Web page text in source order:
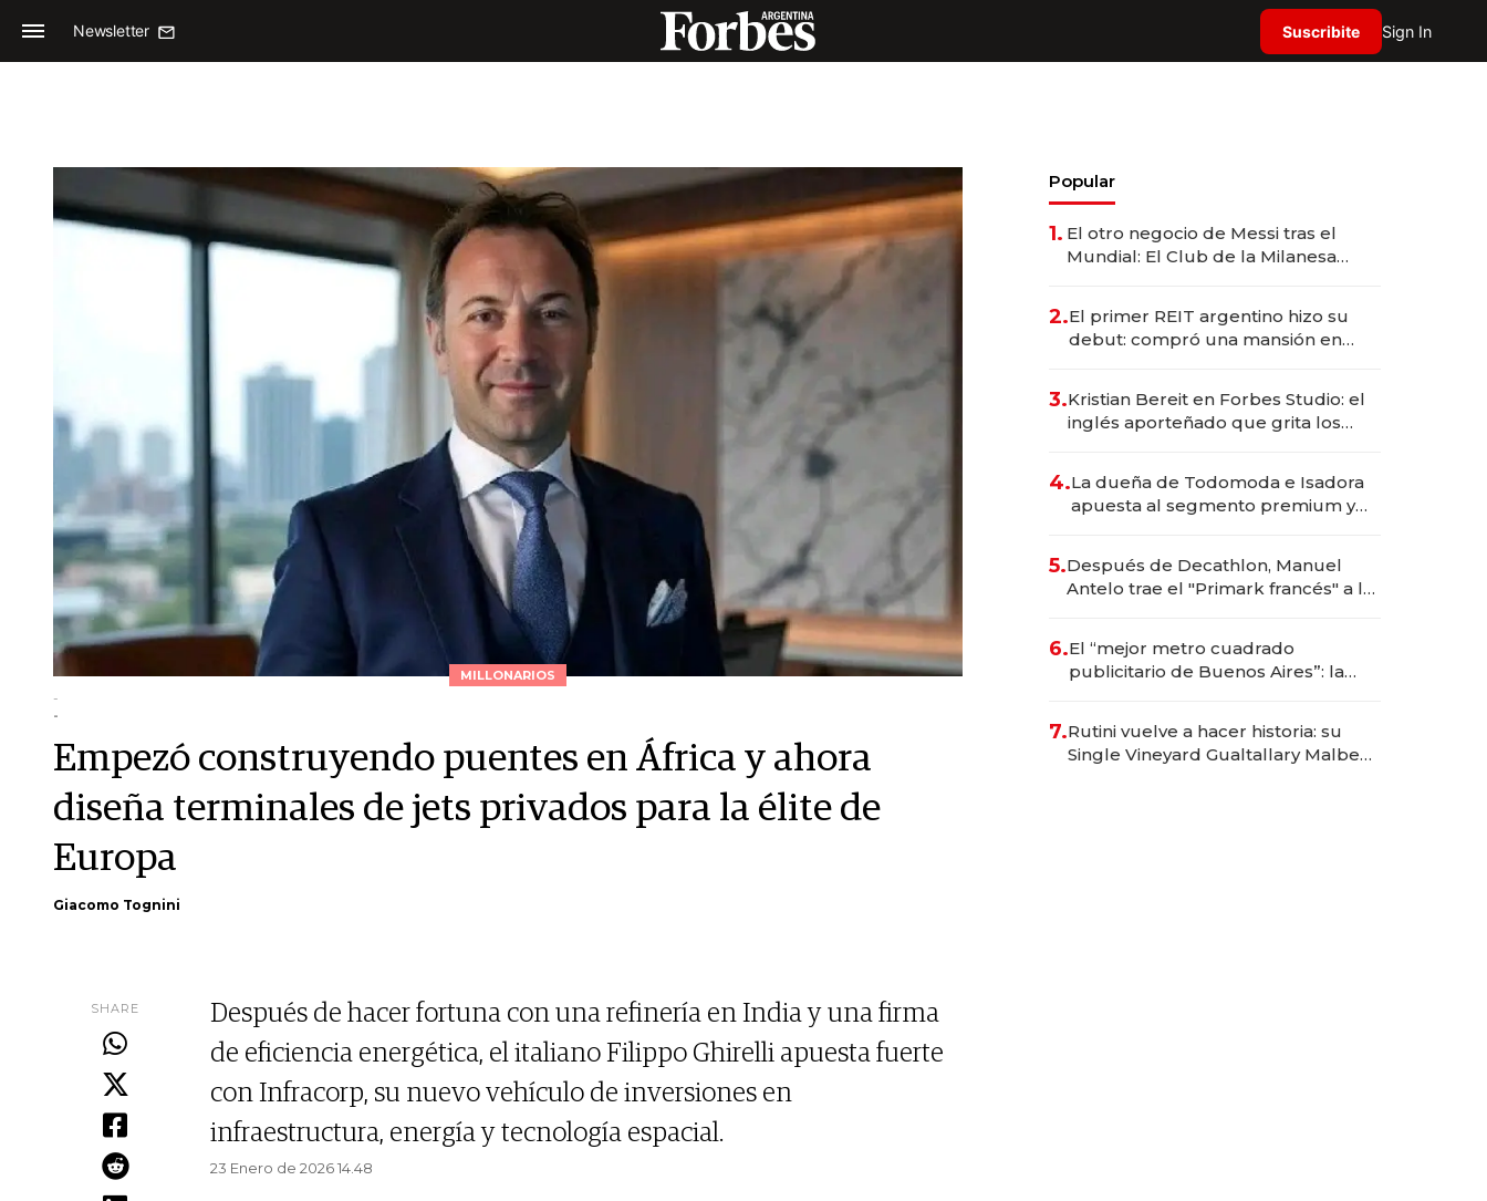
Newsletter Suscribite Sign In
MILLONARIOS
-
-
Empezó construyendo puentes en África y ahora
diseña terminales de jets privados para la élite de
Europa
Giacomo Tognini
SHARE
Después de hacer fortuna con una refinería en India y una firma
de eficiencia energética, el italiano Filippo Ghirelli apuesta fuerte
con Infracorp, su nuevo vehículo de inversiones en
infraestructura, energía y tecnología espacial.
23 Enero de 2026 14.48
Popular
1. El otro negocio de Messi tras el
Mundial: El Club de la Milanesa
2.El primer REIT argentino hizo su
debut: compró una mansión en
3.Kristian Bereit en Forbes Studio: el
inglés aporteñado que grita los
200M.
4.La dueña de Todomoda e Isadora
apuesta al segmento premium y
5.Después de Decathlon, Manuel
Antelo trae el "Primark francés" a la
6.El “mejor metro cuadrado
publicitario de Buenos Aires”: la
autos
7.Rutini vuelve a hacer historia: su
Single Vineyard Gualtallary Malbec